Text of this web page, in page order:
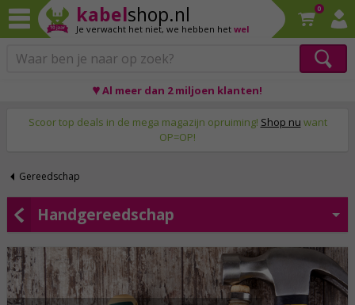
kabelshop.nl
Je verwacht het niet, we hebben het wel
0
Scoor top deals in de mega magazijn opruiming! Shop nu want
OP=OP!
Gereedschap
Handgereedschap